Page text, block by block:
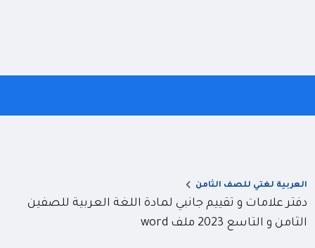
العربية لغتي للصف الثامن
دفتر علامات و تقييم جانبي لمادة اللغة العربية للصفين
الثامن و التاسع 2023 ملف word